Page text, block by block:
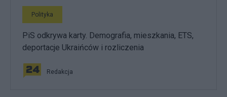
Polityka
PiS odkrywa karty. Demografia, mieszkania, ETS,
deportacje Ukraińców i rozliczenia
Redakcja